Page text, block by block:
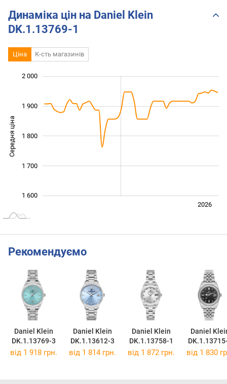
Динаміка цін на Daniel Klein
DK.1.13769-1
Ціна К-сть магазинів
Середня ціна 1 650
1 600
1 700
1 800
1 900
2 000
2026
Рекомендуємо
Daniel Klein
DK.1.13769-3
Daniel Klein
DK.1.13612-3
Daniel Klein
DK.1.13758-1
Daniel
від 1 918 грн. від 1 814 грн. від 1 872 грн. від 1 830